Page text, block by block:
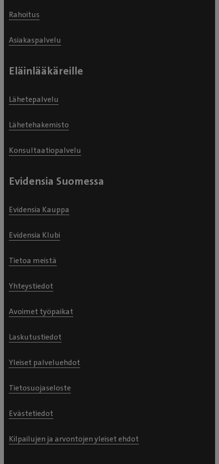
Rahoitus
Asiakaspalvelu
Eläinlääkäreille
Lähetepalvelu
Lähetehakemisto
Konsultaatiopalvelu
Evidensia Suomessa
Evidensia Kauppa
Evidensia Klubi
Tietoa meistä
Yhteystiedot
Avoimet työpaikat
Laskutustiedot
Yleiset palveluehdot
Tietosuojaseloste
Evästetiedot
Kilpailujen ja arvontojen yleiset ehdot